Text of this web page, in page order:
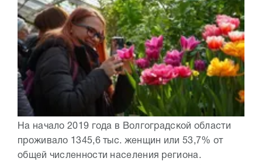
На начало 2019 года в Волгоградской области
проживало 1345,6 тыс. женщин или 53,7% от
общей численности населения региона.